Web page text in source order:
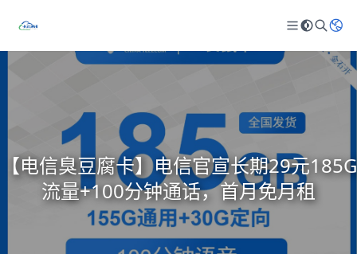
【电信臭豆腐卡】电信官宣长期29元185G
流量+100分钟通话，首月免月租